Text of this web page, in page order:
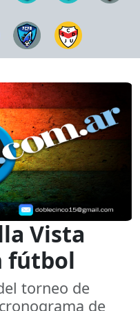
Vista
fútbol
torneo de
de